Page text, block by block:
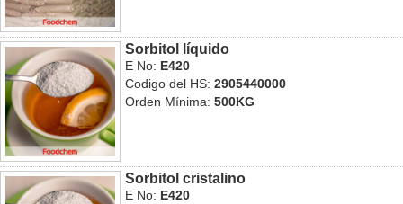
Sorbitol líquido
E No: E420
Codigo del HS:2905440000
Orden Mínima:500KG
Sorbitol cristalino
E No: E420